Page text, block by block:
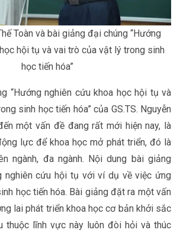
Toàn và bài giảng đại chúng “Hướng
hội tụ và vai trò của vật lý trong sinh
học tiến hóa”
“Hướng nghiên cứu khoa học hội tụ và
sinh học tiến hóa” của GS.TS. Nguyễn
một vấn đề đang rất mới hiện nay, là
lực để khoa học mở phát triển, đó là
ngành, đa ngành. Nội dung bài giảng
nghiên cứu hội tụ với ví dụ về việc ứng
học tiến hóa. Bài giảng đặt ra một vấn
lai phát triển khoa học cơ bản khởi sắc
thuộc lĩnh vực này luôn đòi hỏi và thúc